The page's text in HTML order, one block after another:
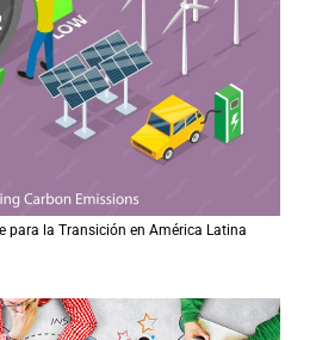
para la Transición en América Latina